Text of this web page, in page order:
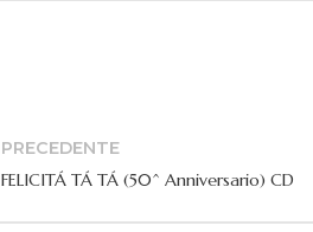
PRECEDENTE
FELICITÁ TÁ TÁ (50^ Anniversario) CD